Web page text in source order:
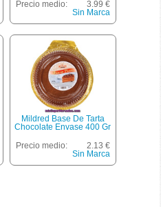
Precio medio:
3.99 €
Sin Marca
Mildred Base De Tarta
Chocolate Envase 400 Gr
Precio medio:
2.13 €
Sin Marca